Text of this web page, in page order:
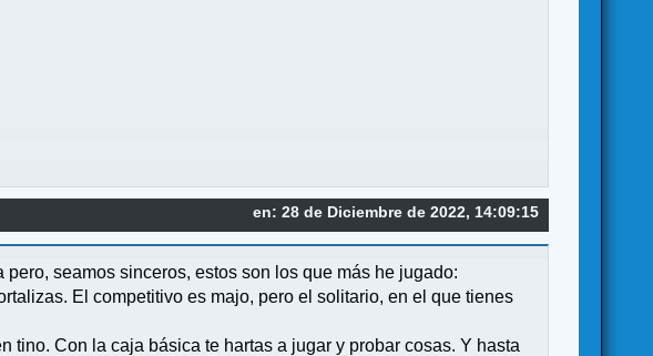
en: 28 de Diciembre de 2022, 14:09:15
seamos sinceros, estos son los que más he jugado:
El competitivo es majo, pero el solitario, en el que tienes
Con la caja básica te hartas a jugar y probar cosas. Y hasta